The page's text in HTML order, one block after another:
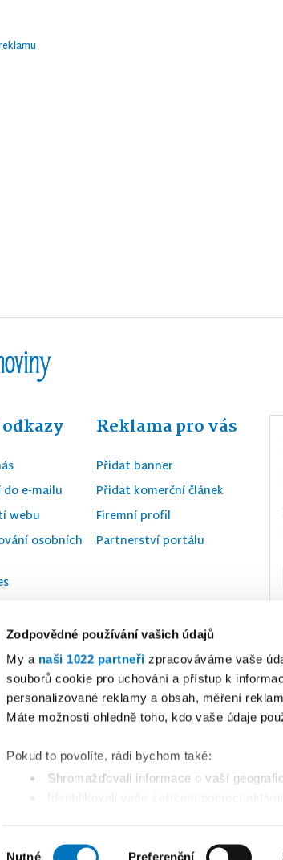
Zodpovědné používání vašich údajů
My a naši 1022 partneři zpracováváme vaše
souborů cookie pro uchování a přístup k
personalizované reklamy a obsah, měření
Máte možnosti ohledně toho, kdo vaše údaje
Pokud to povolíte, rádi bychom také:
Shromažďovali informace o vaší
Nutné Preferenční
e-mailu
webu
osobních
služby
Reklama pro vás
Přidat banner
Přidat komerční článek
Firemní profil
Partnerství portálu